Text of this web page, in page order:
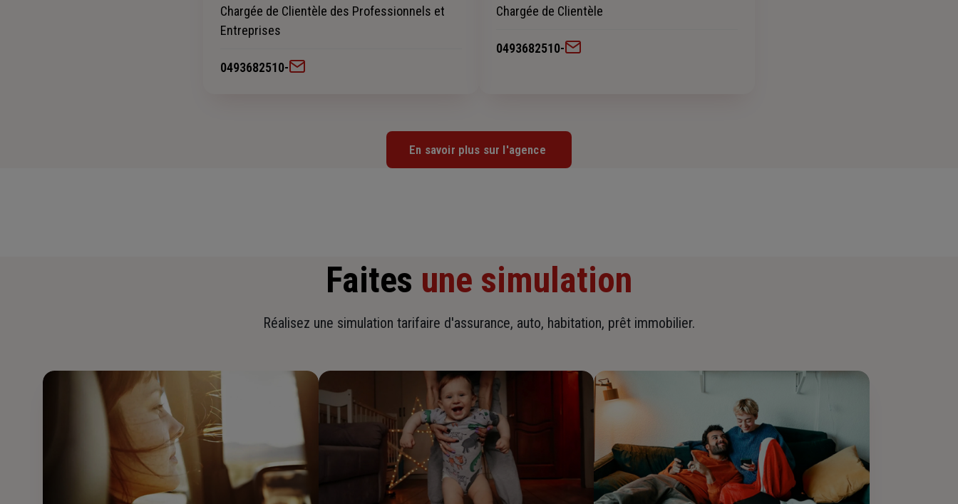
Chargée de Clientèle des Professionnels et
Entreprises
0493682510-
Chargée de Clientèle
0493682510-
En savoir plus sur l'agence
Faites une simulation
Réalisez une simulation tarifaire d'assurance, auto, habitation, prêt immobilier.